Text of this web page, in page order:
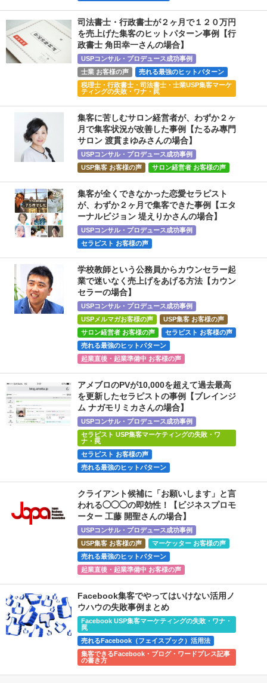
司法書士・行政書士が２ヶ月で１２０万円
を売上げた集客のヒットパターン事例【行
政書士 角田幸一さんの場合】
USPコンサル・プロデュース成功事例
士業 お客様の声
売れる最強のヒットパターン
税理士・行政書士・司法書士・士業USP集客マーケ
ティングの失敗・ワナ・罠
集客に苦しむサロン経営者が、わずか２ヶ
月で集客状況が改善した事例【たるみ專門
サロン 渡貫まゆみさんの場合】
USPコンサル・プロデュース成功事例
USP集客 お客様の声
サロン経営者 お客様の声
集客が全くできなかった恋愛セラピスト
が、わずか２ヶ月で集客できた事例【エタ
ーナルビジョン 堤えりかさんの場合】
USPコンサル・プロデュース成功事例
セラピスト お客様の声
学校教師という公務員からカウンセラー起
業で迷いなく売上げをあげる方法【カウン
セラーの場合】
USPコンサル・プロデュース成功事例
USPメルマガお客様の声
USP集客 お客様の声
サロン経営者 お客様の声
セラピスト お客様の声
売れる最強のヒットパターン
起業直後・起業準備中 お客様の声
アメブロのPVが10,000を超えて過去最高
を更新したセラピストの事例【ブレインジ
ム ナガモリミカさんの場合】
USPコンサル・プロデュース成功事例
セラピスト USP集客マーケティングの失敗・ワ
ナ・罠
セラピスト お客様の声
売れる最強のヒットパターン
クライアント候補に「お願いします」と言
われる◯◯◯の即効性！【ビジネスプロモ
ーター 工藤 開聖さんの場合】
USPコンサル・プロデュース成功事例
USP集客 お客様の声
マーケッター お客様の声
売れる最強のヒットパターン
起業直後・起業準備中 お客様の声
Facebook集客でやってはいけない活用ノ
ウハウの失敗事例まとめ
Facebook USP集客マーケティングの失敗・ワナ・
罠
売れるFacebook（フェイスブック）活用法
集客できるFacebook・ブログ・ワードプレス記事
の書き方